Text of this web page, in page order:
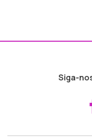
Siga-